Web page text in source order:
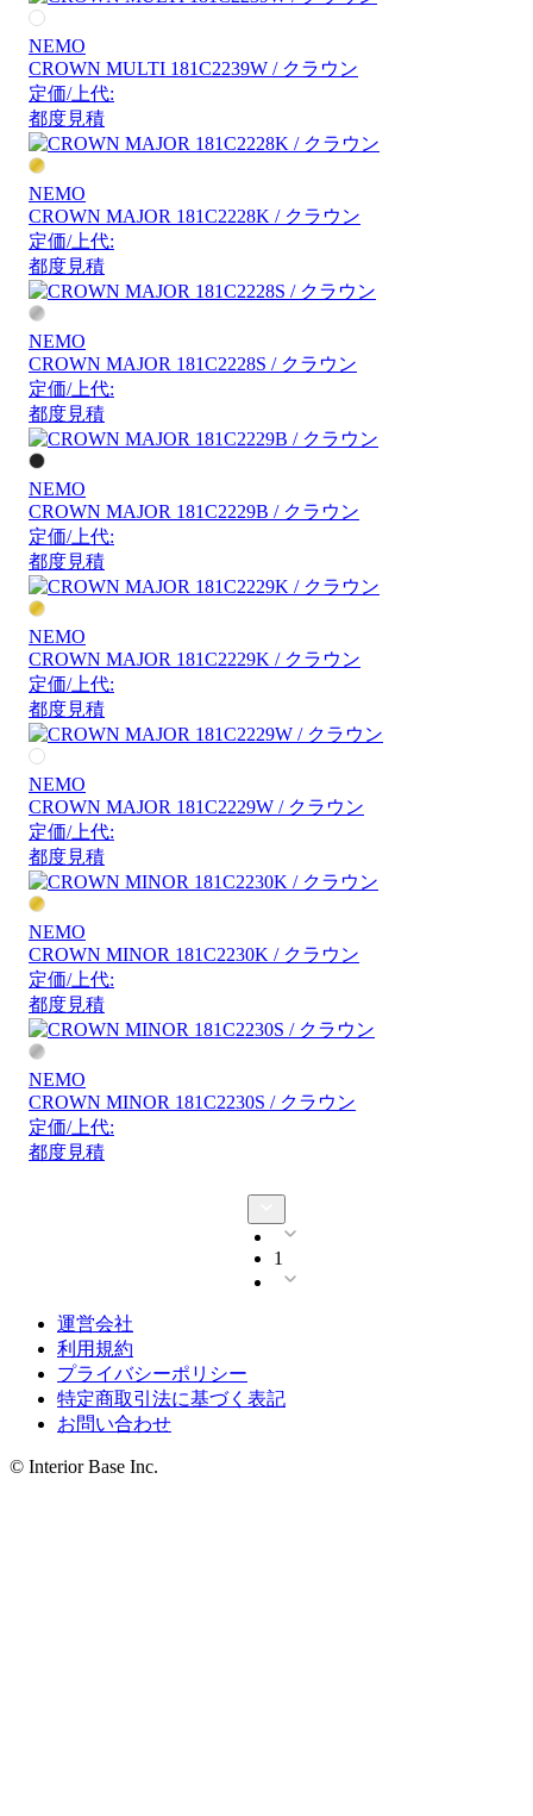
NEMO
CROWN MULTI 181C2239W / クラウン
定価/上代:
都度見積
NEMO
CROWN MAJOR 181C2228K / クラウン
定価/上代:
都度見積
NEMO
CROWN MAJOR 181C2228S / クラウン
定価/上代:
都度見積
NEMO
CROWN MAJOR 181C2229B / クラウン
定価/上代:
都度見積
NEMO
CROWN MAJOR 181C2229K / クラウン
定価/上代:
都度見積
NEMO
CROWN MAJOR 181C2229W / クラウン
定価/上代:
都度見積
NEMO
CROWN MINOR 181C2230K / クラウン
定価/上代:
都度見積
NEMO
CROWN MINOR 181C2230S / クラウン
定価/上代:
都度見積
1
運営会社
利用規約
プライバシーポリシー
特定商取引法に基づく表記
お問い合わせ
© Interior Base Inc.